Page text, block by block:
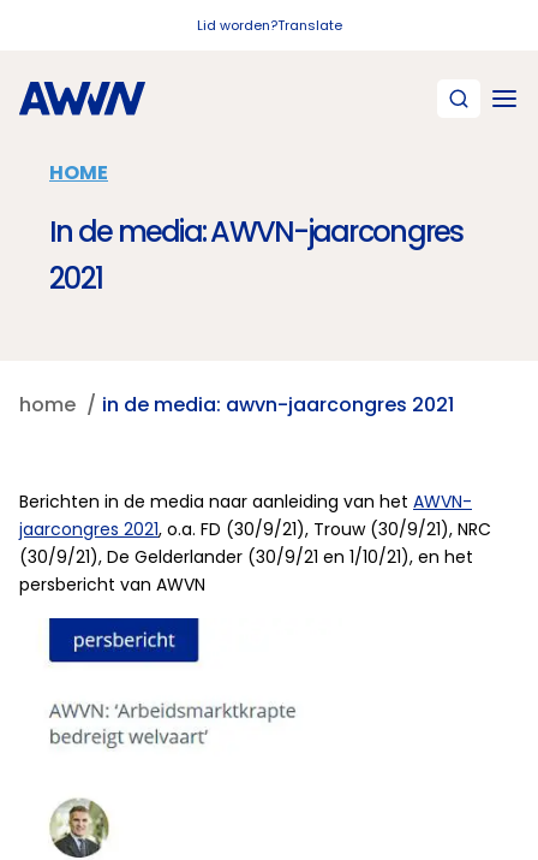
Lid worden?Translate
HOME
In de media: AWVN-jaarcongres
2021
home in de media: awvn-jaarcongres 2021
Berichten in de media naar aanleiding van het AWVN-
jaarcongres 2021, o.a. FD (30/9/21), Trouw (30/9/21), NRC
(30/9/21), De Gelderlander (30/9/21 en 1/10/21), en het
persbericht van AWVN